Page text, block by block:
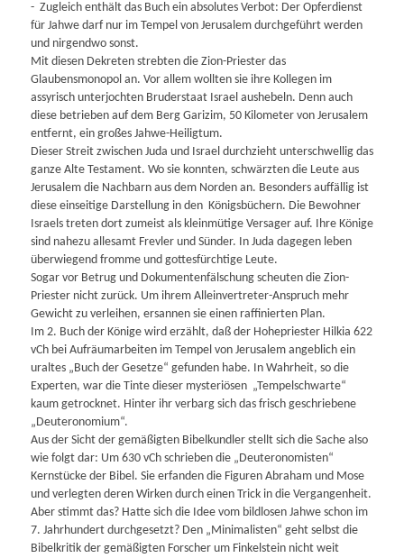
- Zugleich enthält das Buch ein absolutes Verbot: Der Opferdienst
für Jahwe darf nur im Tempel von Jerusalem durchgeführt werden
und nirgendwo sonst.
Mit diesen Dekreten strebten die Zion-Priester das
Glaubensmonopol an. Vor allem wollten sie ihre Kollegen im
assyrisch unterjochten Bruderstaat Israel aushebeln. Denn auch
diese betrieben auf dem Berg Garizim, 50 Kilometer von Jerusalem
entfernt, ein großes Jahwe-Heiligtum.
Dieser Streit zwischen Juda und Israel durchzieht unterschwellig das
ganze Alte Testament. Wo sie konnten, schwärzten die Leute aus
Jerusalem die Nachbarn aus dem Norden an. Besonders auffällig ist
diese einseitige Darstellung in den Königsbüchern. Die Bewohner
Israels treten dort zumeist als kleinmütige Versager auf. Ihre Könige
sind nahezu allesamt Frevler und Sünder. In Juda dagegen leben
überwiegend fromme und gottesfürchtige Leute.
Sogar vor Betrug und Dokumentenfälschung scheuten die Zion-
Priester nicht zurück. Um ihrem Alleinvertreter-Anspruch mehr
Gewicht zu verleihen, ersannen sie einen raffinierten Plan.
Im 2. Buch der Könige wird erzählt, daß der Hohepriester Hilkia 622
vCh bei Aufräumarbeiten im Tempel von Jerusalem angeblich ein
uraltes „Buch der Gesetze“ gefunden habe. In Wahrheit, so die
Experten, war die Tinte dieser mysteriösen „Tempelschwarte“
kaum getrocknet. Hinter ihr verbarg sich das frisch geschriebene
„Deuteronomium“.
Aus der Sicht der gemäßigten Bibelkundler stellt sich die Sache also
wie folgt dar: Um 630 vCh schrieben die „Deuteronomisten“
Kernstücke der Bibel. Sie erfanden die Figuren Abraham und Mose
und verlegten deren Wirken durch einen Trick in die Vergangenheit.
Aber stimmt das? Hatte sich die Idee vom bildlosen Jahwe schon im
7. Jahrhundert durchgesetzt? Den „Minimalisten“ geht selbst die
Bibelkritik der gemäßigten Forscher um Finkelstein nicht weit